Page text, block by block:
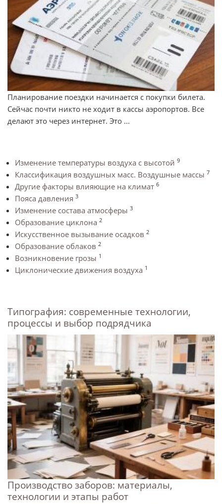
Планирование поездки начинается с покупки билета.
Сейчас почти никто не ходит в кассы аэропортов. Все
делают это через интернет. Это ...
Изменение температуры воздуха с высотой 9
Классификация воздушных масс. Воздушные массы 7
Другие факторы влияющие на климат 6
Пояса давления 3
Изменение состава атмосферы 3
Образование циклона 2
Искусственное вызывание осадков 2
Образование облаков 2
Возникновение грозы 1
Циклонические движения воздуха 1
Типография: современные технологии,
процессы и выбор подрядчика
Производство заборов: материалы,
технологии и этапы работ